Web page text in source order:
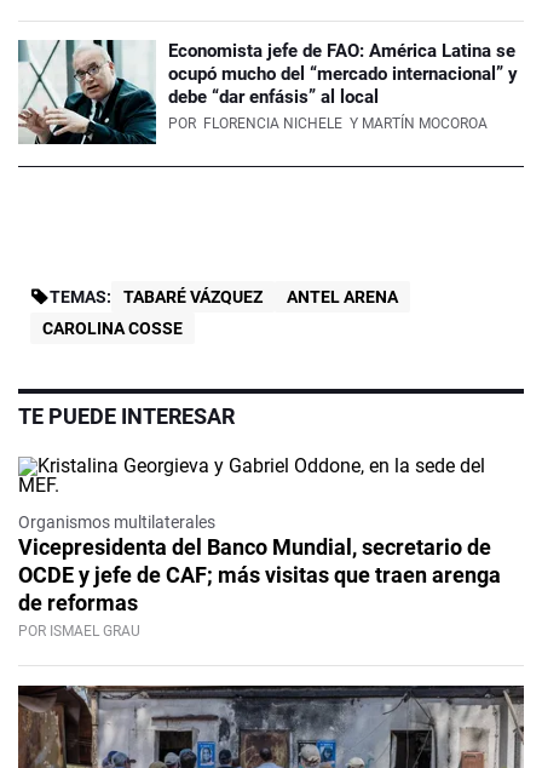
Economista jefe de FAO: América Latina se
ocupó mucho del “mercado internacional” y
debe “dar enfásis” al local
POR FLORENCIA NICHELE Y MARTÍN MOCOROA
TEMAS: TABARÉ VÁZQUEZ
ANTEL ARENA
CAROLINA COSSE
TE PUEDE INTERESAR
Organismos multilaterales
Vicepresidenta del Banco Mundial, secretario de
OCDE y jefe de CAF; más visitas que traen arenga
de reformas
POR ISMAEL GRAU